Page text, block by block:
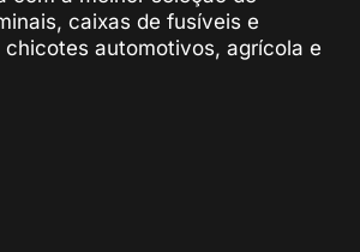
caixas de fusíveis e
chicotes automotivos, agrícola e